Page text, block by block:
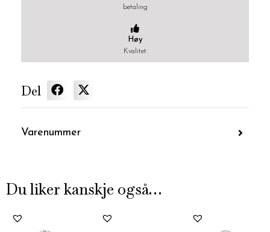
betaling
Høy
Kvalitet
Del
Varenummer
Du liker kanskje også…